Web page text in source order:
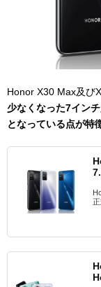
Honor X30 Max及び
少なくなった7イン
となっている点が特